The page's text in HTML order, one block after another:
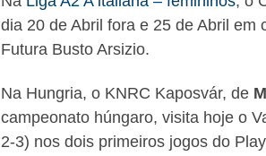
dia 20 de Abril fora e 25 de Abril em
Futura Busto Arsizio.
Na Hungria, o KNRC Kaposvár, de
campeonato húngaro, visita hoje o
2-3) nos dois primeiros jogos do